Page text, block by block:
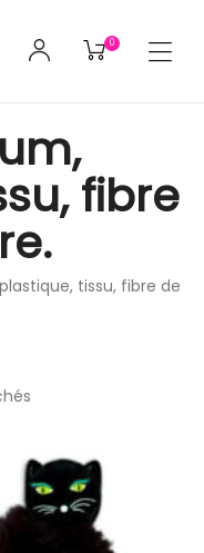
0
tissu, fibre de
fibre